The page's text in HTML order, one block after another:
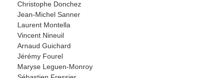
Christophe Donchez
Jean-Michel Sanner
Laurent Montella
Vincent Nineuil
Arnaud Guichard
Jérémy Fourel
Maryse Leguen-Monroy